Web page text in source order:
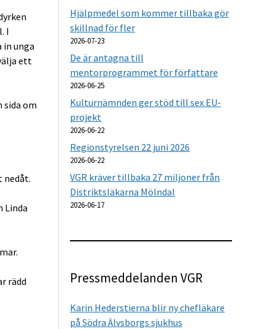
I
unga
ett
sida om
nedåt.
Linda
rädd
Hjälpmedel som kommer tillbaka gör
skillnad för fler
2026-07-23
De är antagna till
mentorprogrammet för författare
2026-06-25
Kulturnämnden ger stöd till sex EU-
projekt
2026-06-22
Regionstyrelsen 22 juni 2026
2026-06-22
VGR kräver tillbaka 27 miljoner från
Distriktsläkarna Mölndal
2026-06-17
Pressmeddelanden VGR
Karin Hederstierna blir ny chefläkare
på Södra Älvsborgs sjukhus